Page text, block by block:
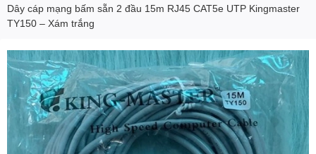
Dây cáp mạng bấm sẵn 2 đầu 15m RJ45 CAT5e UTP Kingmaster
TY150 – Xám trắng